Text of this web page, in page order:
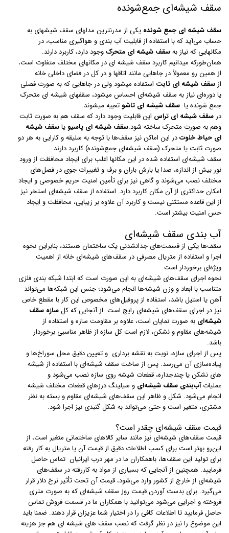
سقف شیشه‌ای جمع‌شونده
سقف‌ شیشه‎ ای جمع شونده
یکی از مدرن‎ترین مدل‎های سقف شیشه‎ای به
حساب می‌آید که با استفاده از قابلیت آب بندی و هواگیری مناسب، در
مکان‎هایی که نیاز به
سقف شیشه‎ ای متحرک
وجود دارد، کاربرد دارند.
همان‌طورکه می‎دانیم کاربرد سقف شیشه ای در مکان‎های مختلف متفاوت است،
از همین رو معمولاً در جاهایی مانند اتاق‎ها و در کل در فضای داخلی خانه
ازسقف شیشه‎ ای ثابت
استفاده می‎شود ولی در جاهایی که به صورت فصلی
یا دوره‌ای نیاز به سقف شیشه‌ای احساس می‎شود، سقف‎های شیشه‎ ای متحرک
جمع‎ شونده یا
سقف شیشه ای تاشوتعبیه می‎شوند.
درسقف شیشه ای تراس این قابلیت وجود دارد که سقف هم به صورت ثابت
وهم به صورت متحرک ساخته شود.سقف شیشه ای پاسیویاسقف شیشه
ای حیاط خلوتدر این اماکن نیز سقف‌ها با توجه به سلیقه و کارایی به هر دو
صورت ثابت یا متحرک (سقف شیشه‌ای جمع‌شونده) کاربرد دارند.
سقف شیشه‌ای استفاده شده در این مکان‎ها اغلب برای ایجاد محافظت از ورود
نور بیش از اندازه، صدا یا بارش باران و برف و تغییرات جوی در فصل‌های
مختلف نصب می‌شوند و گاهی نیز برای تأمین امنیت حریم خصوصی و ایجاد
امکان حداکثری از آن مکان کاربرد دارد. استفاده از سقف شیشه‌ای استخر نیز
از این قاعده مستثنی نیست و کاربرد آن علاوه بر زیبایی، محافظت و ایجاد
حس امنیت بیشتر است.
آب بندی سقف شیشه‌ای
سقف‌ها یکی از قسمت‌های جدانشدنی یک ساختمان هستند، بنابراین نحوه
اجرا و استفاده از متریال مصرفی در سقف‌های شیشه‌ای خانه از اهمیت
ویژه‌ای برخوردار است.
نحوه اجرای سقف‌های شیشه‌ای به این صورت است که ابتدا شبکه‌ بندی فلزی
متناسب با ابعاد و وزن شیشه‌ها انجام می‌شود؛ جنس این شبکه‌ها می‌تواند
آهن یا استیل باشد، استفاده از پروفیل‌های مخصوص این کار با مقطع خاص
نیز در اجرای سقف‌های شیشه‌ای رایج است. از آنجایی که کلسازه سقف
شیشه‌ای به صورت نمایان است، علاوه بر مقاومت سازه و استفاده از
شیشه‌های مقاوم و نشکن، لازم است کل سازه از ظاهر مناسبی برخوردار
باشد.
پس از اجرای سازه، نوبت به نقشه برداری و تعیین دقیق محل سوراخ‌ها و
پیاده‌سازی آن می‌رسد. پس از ساخت سقف شیشه‌ای با استفاده از شیشه
های نشکن یا چندجداره، قطعات شیشه روی سازه نصب می‌شود و
عملیاتآب‌بندی سقف شیشه‌ای و سیلینگ درزهای قطعات مختلف شیشه
انجام می‌شود. شکل و ظاهر این سقف‌های شیشه‌ای مقاوم و بسته به نظر
مشتری، متغیر است و حتی می‌تواند به شکل گنبدی نیز اجرا شود.
قیمت سقف شیشه‌ای چقدر است؟
قیمت سقف‌های شیشه‌ای نیز مانند سایر کالاهای ساختمانی متغیر است، از
این‌رو بهتر است برای کسب اطلاعات دقیق از قیمت آن یا متریال به کار رفته
برای تولید این سقف‌ها، باهمکاران ما در مهر درب ایرانیان تماس حاصل
فرمایید. همچنین از آنجایی‎ که بسیاری از مواد به‎ کاررفته در سقف‌های
شیشه‌ای از خارج از کشور وارد می‌شود، قیمت آن تحت تأثیر نرخ دلار قرار
می‌گیرد. برای بدست آوردن قیمت روز سقف شیشه‌ای که به صورت متری
فروخته و اجرایی می‌شود می‌توانید با همکاران ما در قسمت فروش تماس
حاصل فرمایید تا اطلاعات کافی را در اختیار شما عزیزان قرار دهند. ضمنا باید
این موضوع را نیز در نظر گرفت که نصب سقف های شیشه ای هم جز هزینه‌